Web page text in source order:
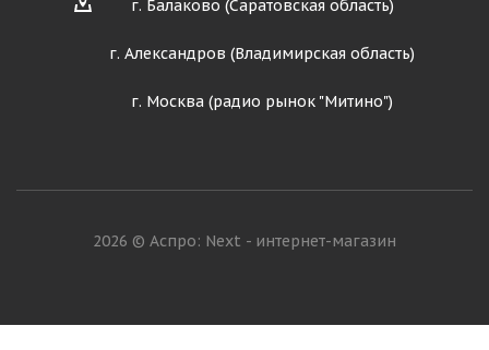
г. Балаково (Саратовская область)
г. Александров (Владимирская область)
г. Москва (радио рынок "Митино")
2026 © Аспро: Next - интернет-магазин